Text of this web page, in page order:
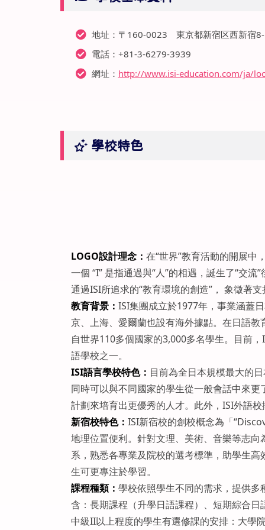
地址：〒160-0023 東京都新宿区西新宿
電話：+81-3-6279-3939
網址： http://www.isi-education.com/ja/
學校特色
LOGO設計理念： 在“世界”教育活動的開展中
一個 “I” 是指通過與“人”的相遇，誕生了“交流
通過ISI所追求的“教育環境的創造”， 象徵著
教育背景： ISI集團成立於1977年，事業涵蓋
京、上海、愛爾蘭也設有海外據點。在日語
自世界110多個國家的3,000多名學生。目前
語學校之一。
ISI語言學校特色： 目前為全日本規模最大的
同時可以與不同國家的學生從一般會話中來
計劃來培育出更優秀的人才。此外，ISI外語
新宿校特色： ISI新宿校的創校概念為「
地理位置便利。針對文理、美術、音樂等志
系，熟悉各專業及院校的選考標準，助學生
生可更專注於學習。
課程種類： 學校依照學生不同的需求，提供
含：長期課程（升學日語課程）、短期綜合日
中級II以上程度的學生有選修課的安排：大學